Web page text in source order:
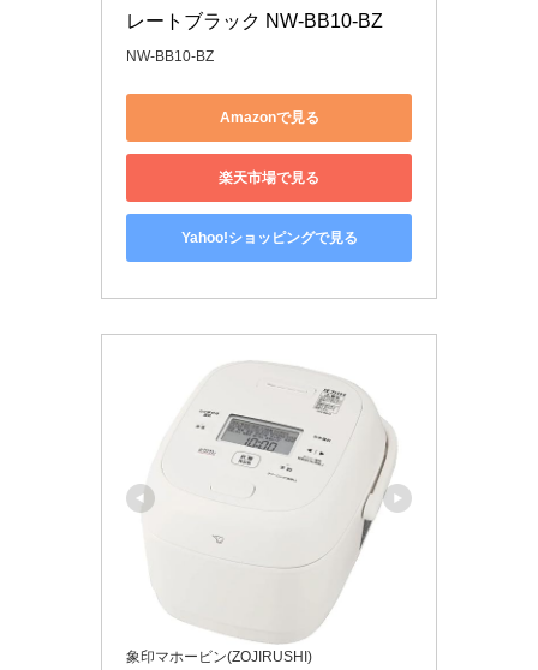
レートブラック NW-BB10-BZ
NW-BB10-BZ
Amazonで見る
楽天市場で見る
Yahoo!ショッピングで見る
象印マホービン(ZOJIRUSHI)